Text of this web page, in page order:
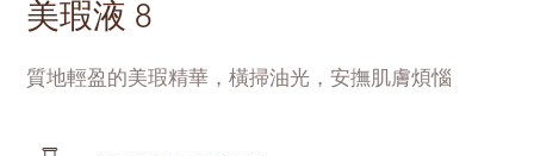
美瑕液 8
質地輕盈的美瑕精華，橫掃油光，安撫肌膚煩惱